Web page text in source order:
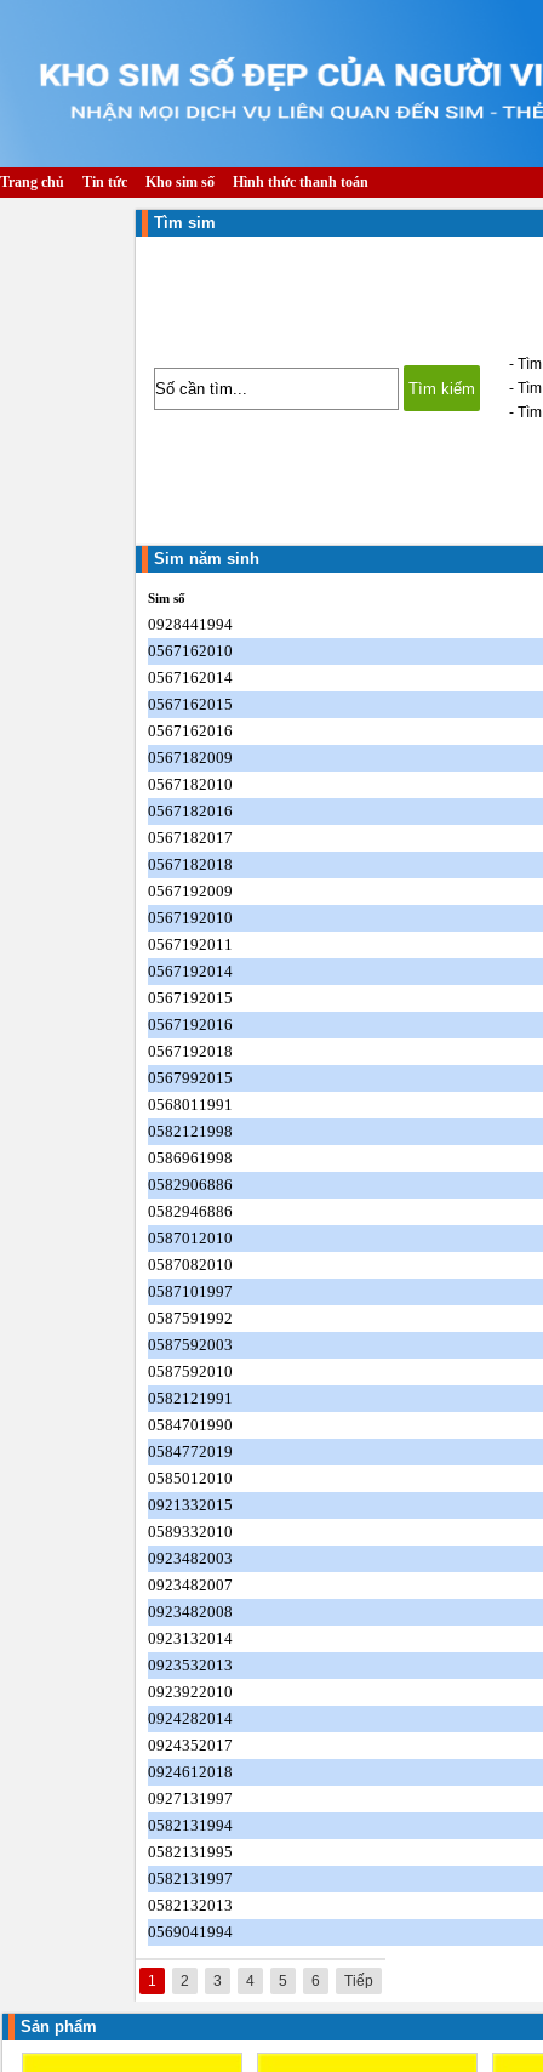
Trang chủ Tin tức Kho sim số Hình thức thanh toán
Tìm sim
-
-
-
Sim năm sinh
Sim số
0928441994
0567162010
0567162014
0567162015
0567162016
0567182009
0567182010
0567182016
0567182017
0567182018
0567192009
0567192010
0567192011
0567192014
0567192015
0567192016
0567192018
0567992015
0568011991
0582121998
0586961998
0582906886
0582946886
0587012010
0587082010
0587101997
0587591992
0587592003
0587592010
0582121991
0584701990
0584772019
0585012010
0921332015
0589332010
0923482003
0923482007
0923482008
0923132014
0923532013
0923922010
0924282014
0924352017
0924612018
0927131997
0582131994
0582131995
0582131997
0582132013
0569041994
1 2 3 4 5 6 Tiếp
Sản phẩm